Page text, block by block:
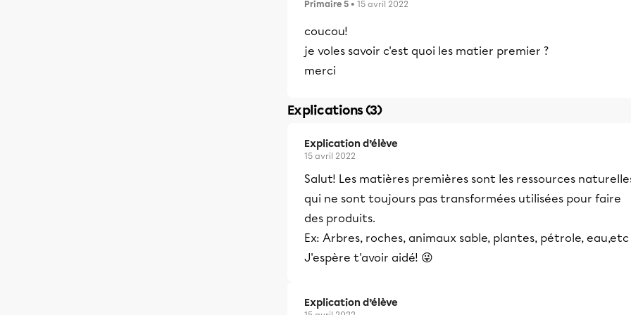
Primaire 5 • 15 avril 2022
coucou!
je voles savoir c'est quoi les matier premier ?
merci
Explications (3)
Explication d’élève
15 avril 2022
Salut! Les matières premières sont les ressources
qui ne sont toujours pas transformées utilisées pour faire
des produits.
Ex: Arbres, roches, animaux sable, plantes, pétrole, eau,etc
J'espère t'avoir aidé! 😜
Explication d’élève